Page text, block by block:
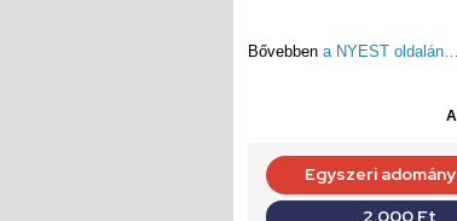
Bővebben a NYEST oldalán…